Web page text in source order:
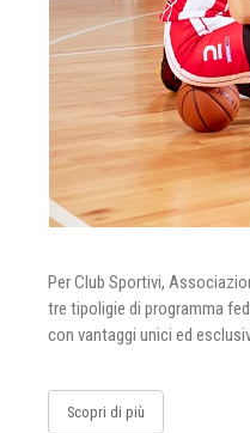
Per Club Sportivi,
tre tipoligie di programma
con vantaggi unici ed
Scopri di più